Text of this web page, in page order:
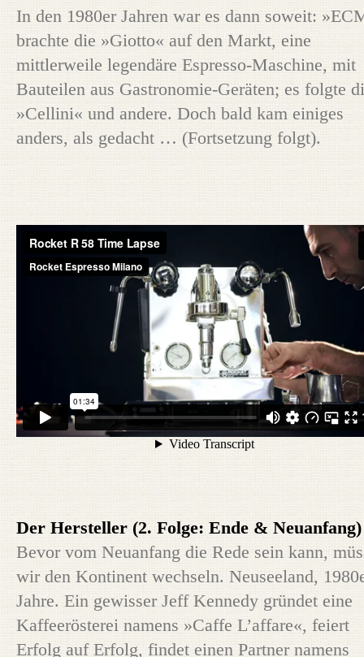
In den 1980er Jahren war es dann soweit:
brachte die »Giotto« auf den Markt, eine
mittlerweile legendäre Espresso-Maschine, mit
Bauteilen aus Gastronomie-Geräten; es folgte
»Cellini« und andere. Doch bald kam einiges
anders, als gedacht … (Fortsetzung folgt).
Der Hersteller (2. Folge: Ende & Neuanfang)
Bevor vom Neuanfang die Rede sein kann,
wir den Kontinent wechseln. Neuseeland,
Jahre. Ein gewisser Jeff Kennedy gründet eine
Kaffeerösterei namens »Caffe L’affare«, feiert
Erfolg auf Erfolg, findet einen Partner namens